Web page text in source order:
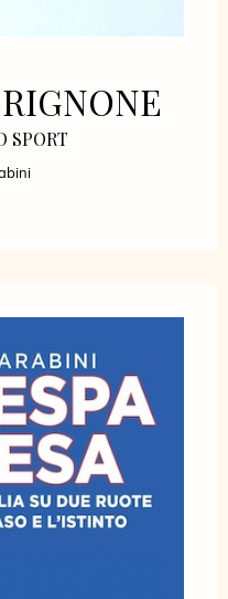
SPORT